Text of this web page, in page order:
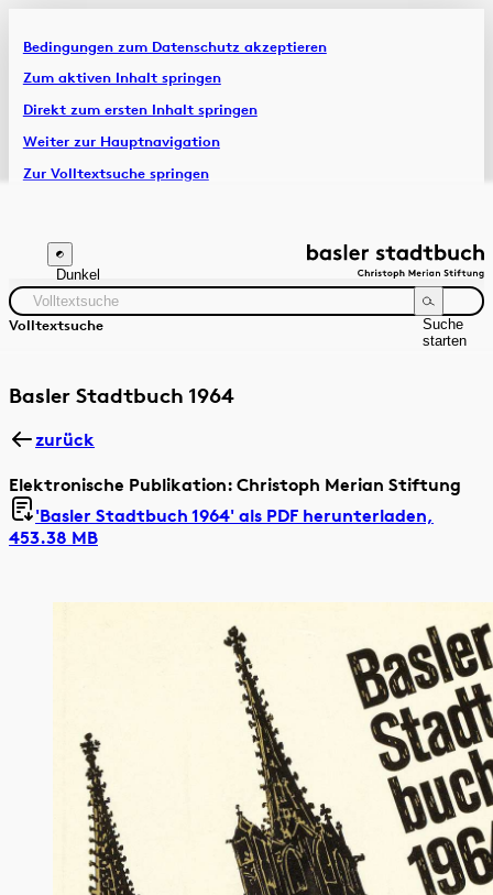
Bedingungen zum Datenschutz akzeptieren
Zum aktiven Inhalt springen
Direkt zum ersten Inhalt springen
Weiter zur Hauptnavigation
Zur Volltextsuche springen
Artikel & Dossiers
Chronik
Dunkel
Volltextsuche
Suche
starten
Zeitraum Autor:in
Basler Stadtbuch 1964
zurück
Elektronische Publikation: Christoph Merian Stiftung
'Basler Stadtbuch 1964' als PDF herunterladen,
453.38 MB